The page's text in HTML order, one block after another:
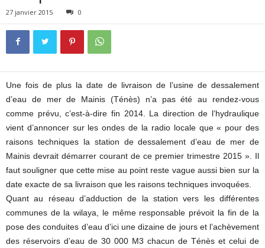
27 janvier 2015 0
Une fois de plus la date de livraison de l’usine de dessalement
d’eau de mer de Mainis (Ténès) n’a pas été au rendez-vous
comme prévu, c’est-à-dire fin 2014. La direction de l’hydraulique
vient d’annoncer sur les ondes de la radio locale que « pour des
raisons techniques la station de dessalement d’eau de mer de
Mainis devrait démarrer courant de ce premier trimestre 2015 ». Il
faut souligner que cette mise au point reste vague aussi bien sur la
date exacte de sa livraison que les raisons techniques invoquées.
Quant au réseau d’adduction de la station vers les différentes
communes de la wilaya, le même responsable prévoit la fin de la
pose des conduites d’eau d’ici une dizaine de jours et l’achèvement
des réservoirs d’eau de 30 000 M3 chacun de Ténès et celui de